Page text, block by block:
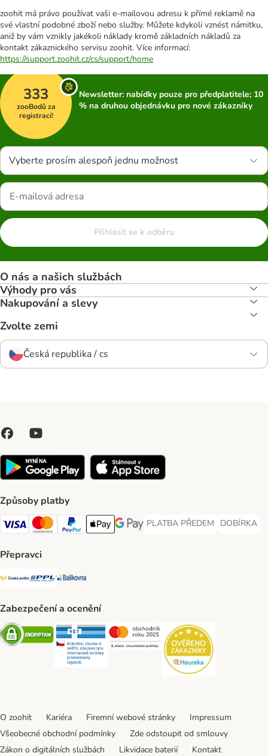
zoohit má právo používat vaši e-mailovou adresu k přímé reklamě na
své vlastní podobné zboží nebo služby. Můžete kdykoli vznést námitku,
aniž by vám vznikly jakékoli náklady kromě základních nákladů za
kontakt zákaznického servisu zoohit. Více informací:
https://support.zoohit.cz/cs/support/home
333
zooBodů za
registraci!
Newsletter: nabídky pouze pro předplatitele; 10
% na druhou objednávku pro nové zákazníky
Vyberte prosím alespoň jednu možnost
Přihlásit se k odběru
O nás a našich službách
Výhody pro vás
Nakupování a slevy
Zvolte zemi
Česká republika / cs
Způsoby platby
Visa Payment Method
Mastercard Payment Method
PayPal Payment Method
Apple pay Payment Method
GooglePay Payment Method
PLATBA PŘEDEM
PLATBA PŘEDEM Payment
DOBÍRKA
DOBÍRKA
Přepravci
Česká pošta Shipping Method
PPL Shipping Method
Balíkovna Shipping Method
Zabezpečení a ocenění
Security Security Security
O zoohit Kariéra Firemní webové stránky
Impressum
Všeobecné obchodní podmínky
Zde odstoupit od smlouvy
Zákon o digitálních službách
Likvidace baterií Kontakt